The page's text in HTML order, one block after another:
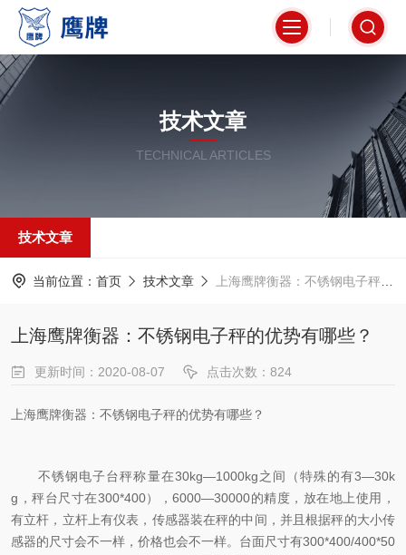
技术文章
TECHNICAL ARTICLES
技术文章
当前位置： 首页 技术文章 上海鹰牌衡器：不锈钢电子秤的优势有哪些？
上海鹰牌衡器：不锈钢电子秤的优势有哪些？
更新时间：2020-08-07 点击次数：824
上海鹰牌衡器：不锈钢电子秤的优势有哪些？
不锈钢电子台秤称量在30kg—1000kg之间（特殊的有3—30k
g，秤台尺寸在300*400），6000—30000的精度，放在地上使用，
有立杆，立杆上有仪表，传感器装在秤的中间，并且根据秤的大小传
感器的尺寸会不一样，价格也会不一样。台面尺寸有300*400/400*50